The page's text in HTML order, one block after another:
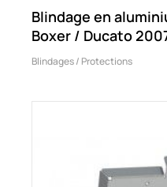
Blindage en
Boxer / Ducato
Blindages / Protections